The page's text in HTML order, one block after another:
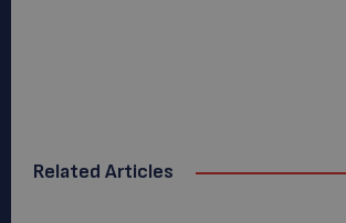
Related Articles